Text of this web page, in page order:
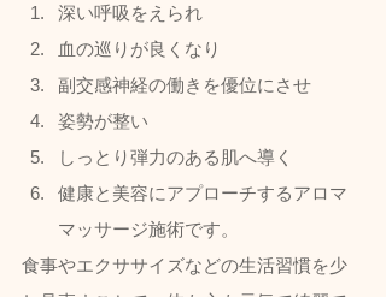
深い呼吸をえられ
血の巡りが良くなり
副交感神経の働きを優位にさせ
姿勢が整い
しっとり弾力のある肌へ導く
健康と美容にアプローチするアロマ
マッサージ施術です。
食事やエクササイズなどの生活習慣を少